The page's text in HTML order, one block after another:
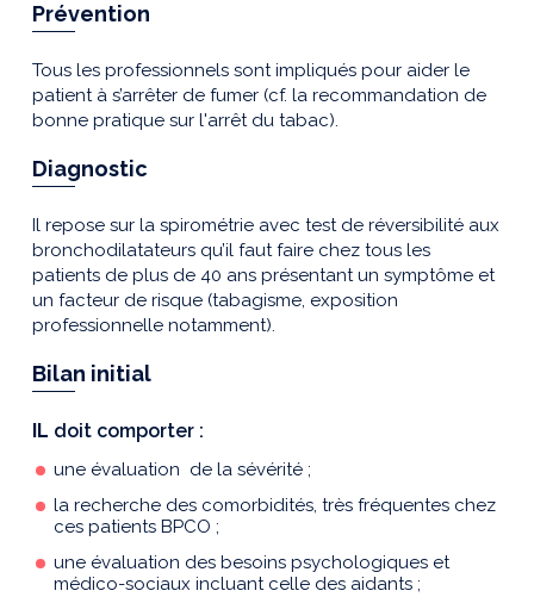
Prévention
Tous les professionnels sont impliqués pour aider le
patient à s’arrêter de fumer (cf. la recommandation de
bonne pratique sur l'arrêt du tabac).
Diagnostic
Il repose sur la spirométrie avec test de réversibilité aux
bronchodilatateurs qu’il faut faire chez tous les
patients de plus de 40 ans présentant un symptôme et
un facteur de risque (tabagisme, exposition
professionnelle notamment).
Bilan initial
IL doit comporter :
une évaluation de la sévérité ;
la recherche des comorbidités, très fréquentes chez
ces patients BPCO ;
une évaluation des besoins psychologiques et
médico-sociaux incluant celle des aidants ;